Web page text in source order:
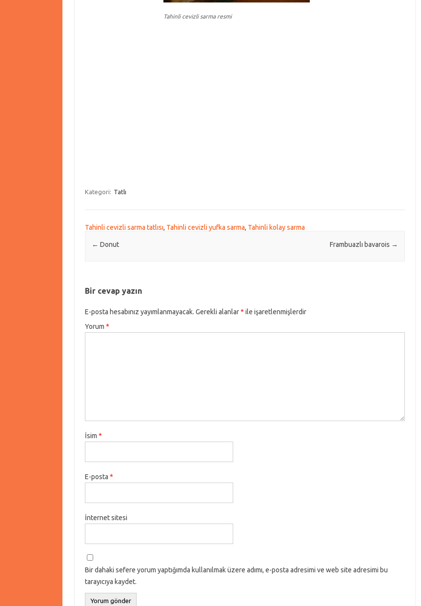
Tahinli cevizli sarma resmi
Kategori: Tatlı
Tahinli cevizli sarma tatlısı, Tahinli cevizli yufka sarma, Tahinli kolay sarma
Post navigation
← Donut Frambuazlı bavarois →
Bir cevap yazın
E-posta hesabınız yayımlanmayacak. Gerekli alanlar* ile işaretlenmişlerdir
Yorum *
İsim *
E-posta *
İnternet sitesi
Bir dahaki sefere yorum yaptığımda kullanılmak üzere adımı, e-posta adresimi ve web site adresimi bu
tarayıcıya kaydet.